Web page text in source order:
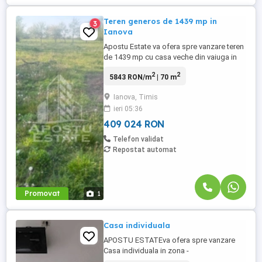
Promovat 1
3
Teren generos de 1439 mp in
Ianova
Apostu Estate va ofera spre vanzare teren
de 1439 mp cu casa veche din vaiuga in
,fiind o constructie veche din vaiuga
poarta,curent. Zona buna,pozitie
excelenta,in vatra satului Ianova . Situat in
apropiere de mijloace de transport ...
5843 RON/m2| 70 m2
Ianova, Timis
ieri 05:36
409 024 RON
Telefon validat
Repostat automat
Casa individuala
APOSTU ESTATEva ofera spre vanzare
Casa individuala in zona -